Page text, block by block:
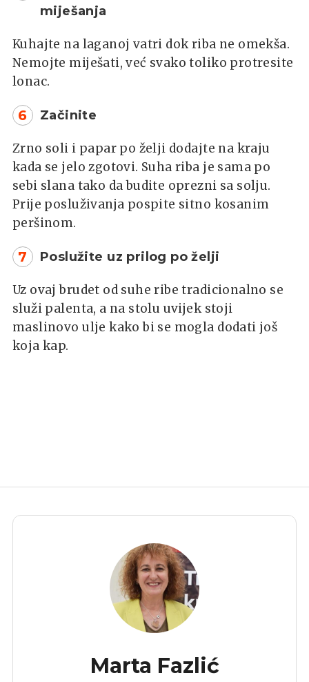
miješanja
Kuhajte na laganoj vatri dok riba ne omekša.
Nemojte miješati, već svako toliko protresite
lonac.
6 Začinite
Zrno soli i papar po želji dodajte na kraju
kada se jelo zgotovi. Suha riba je sama po
sebi slana tako da budite oprezni sa solju.
Prije posluživanja pospite sitno kosanim
peršinom.
7 Poslužite uz prilog po želji
Uz ovaj brudet od suhe ribe tradicionalno se
služi palenta, a na stolu uvijek stoji
maslinovo ulje kako bi se mogla dodati još
koja kap.
Marta Fazlić